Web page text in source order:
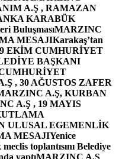
A.Ş , RAMAZAN
KARABÜK
BuluşmasıMARZINC
MESAJIKarakaş’tan
EKİM CUMHURİYET
BAŞKANI
, 30 AĞUSTOS ZAFER
A.Ş, KURBAN
A.Ş , 19 MAYIS
ULUSAL EGEMENLİK
MESAJIYenice
toplantısını Belediye
yaptıMARZINC A.Ş